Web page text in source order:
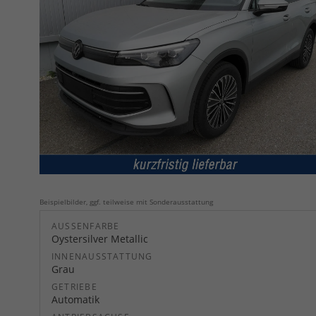
Beispielbilder, ggf. teilweise mit Sonderausstattung
AUSSENFARBE
Oystersilver Metallic
INNENAUSSTATTUNG
Grau
GETRIEBE
Automatik